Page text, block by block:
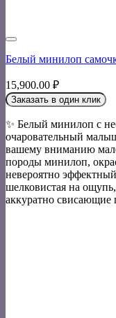
Белый минилоп
15,900.00 ₽
Заказать в один клик
✨ Белый минилоп с
очаровательный
вашему вниманию
породы минилоп,
невероятно
шелковистая на
аккуратно свисающие